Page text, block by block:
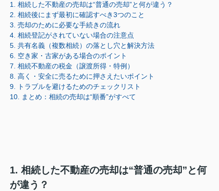
1. 相続した不動産の売却は“普通の売却”と何が違う？
2. 相続後にまず最初に確認すべき3つのこと
3. 売却のために必要な手続きの流れ
4. 相続登記がされていない場合の注意点
5. 共有名義（複数相続）の落とし穴と解決方法
6. 空き家・古家がある場合のポイント
7. 相続不動産の税金（譲渡所得・特例）
8. 高く・安全に売るために押さえたいポイント
9. トラブルを避けるためのチェックリスト
10. まとめ：相続の売却は“順番”がすべて
1. 相続した不動産の売却は“普通の売却”と何
が違う？